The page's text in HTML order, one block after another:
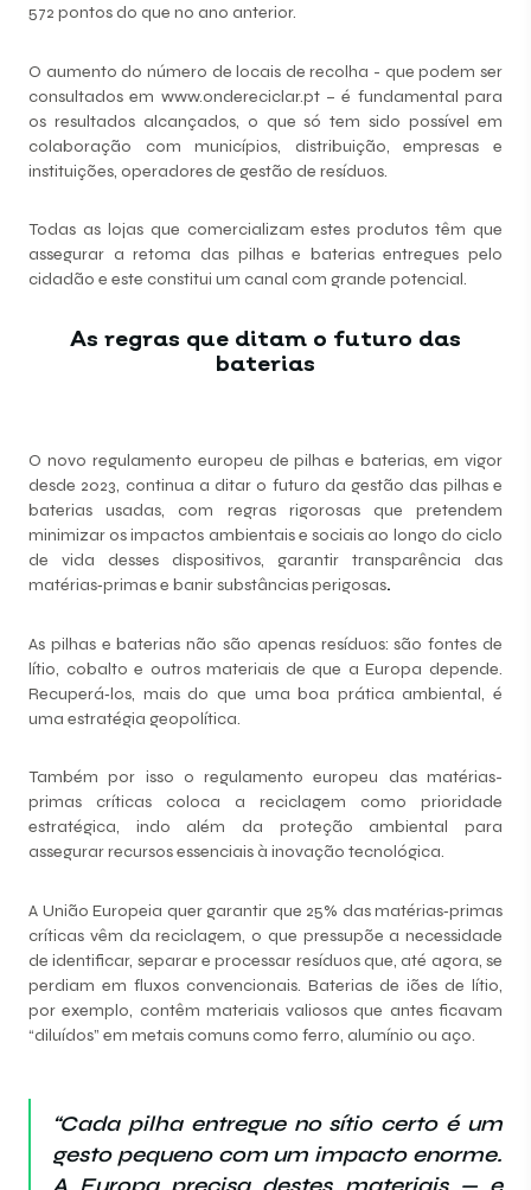
572 pontos do que no ano anterior.
O aumento do número de locais de recolha - que podem ser
consultados em www.ondereciclar.pt– é fundamental para
os resultados alcançados, o que só tem sido possível em
colaboração com municípios, distribuição, empresas e
instituições, operadores de gestão de resíduos.
Todas as lojas que comercializam estes produtos têm que
assegurar a retoma das pilhas e baterias entregues pelo
cidadão e este constitui um canal com grande potencial.
As regras que ditam o futuro das
baterias
O novo regulamento europeu de pilhas e baterias, em vigor
desde 2023, continua a ditar o futuro da gestão das pilhas e
baterias usadas, com regras rigorosas que pretendem
minimizar os impactos ambientais e sociais ao longo do ciclo
de vida desses dispositivos, garantir transparência das
matérias‑primas e banir substâncias perigosas.
As pilhas e baterias não são apenas resíduos: são fontes de
lítio, cobalto e outros materiais de que a Europa depende.
Recuperá‑los, mais do que uma boa prática ambiental, é
uma estratégia geopolítica.
Também por isso o regulamento europeu das matérias-
primas críticas coloca a reciclagem como prioridade
estratégica, indo além da proteção ambiental para
assegurar recursos essenciais à inovação tecnológica.
A União Europeia quer garantir que 25% das matérias‑primas
críticas vêm da reciclagem, o que pressupõe a necessidade
de identificar, separar e processar resíduos que, até agora, se
perdiam em fluxos convencionais. Baterias de iões de lítio,
por exemplo, contêm materiais valiosos que antes ficavam
“diluídos” em metais comuns como ferro, alumínio ou aço.
“Cada pilha entregue no sítio certo é um
gesto pequeno com um impacto enorme.